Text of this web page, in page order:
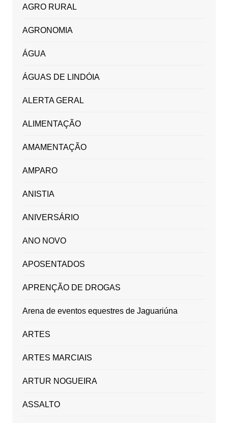
AGRO RURAL
AGRONOMIA
ÁGUA
ÁGUAS DE LINDÓIA
ALERTA GERAL
ALIMENTAÇÃO
AMAMENTAÇÃO
AMPARO
ANISTIA
ANIVERSÁRIO
ANO NOVO
APOSENTADOS
APRENÇÃO DE DROGAS
Arena de eventos equestres de Jaguariúna
ARTES
ARTES MARCIAIS
ARTUR NOGUEIRA
ASSALTO